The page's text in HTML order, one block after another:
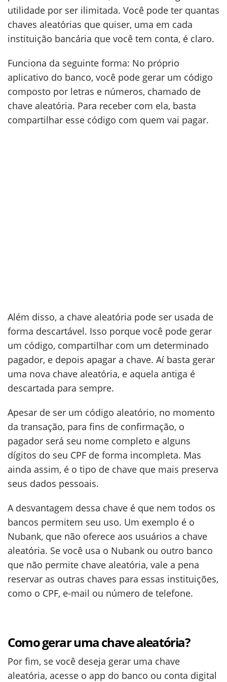
utilidade por ser ilimitada. Você pode ter quantas
chaves aleatórias que quiser, uma em cada
instituição bancária que você tem conta, é claro.
Funciona da seguinte forma: No próprio
aplicativo do banco, você pode gerar um código
composto por letras e números, chamado de
chave aleatória. Para receber com ela, basta
compartilhar esse código com quem vai pagar.
Além disso, a chave aleatória pode ser usada de
forma descartável. Isso porque você pode gerar
um código, compartilhar com um determinado
pagador, e depois apagar a chave. Aí basta gerar
uma nova chave aleatória, e aquela antiga é
descartada para sempre.
Apesar de ser um código aleatório, no momento
da transação, para fins de confirmação, o
pagador será seu nome completo e alguns
dígitos do seu CPF de forma incompleta. Mas
ainda assim, é o tipo de chave que mais preserva
seus dados pessoais.
A desvantagem dessa chave é que nem todos os
bancos permitem seu uso. Um exemplo é o
Nubank, que não oferece aos usuários a chave
aleatória. Se você usa o Nubank ou outro banco
que não permite chave aleatória, vale a pena
reservar as outras chaves para essas instituições,
como o CPF, e-mail ou número de telefone.
Como gerar uma chave aleatória?
Por fim, se você deseja gerar uma chave
aleatória, acesse o app do banco ou conta digital